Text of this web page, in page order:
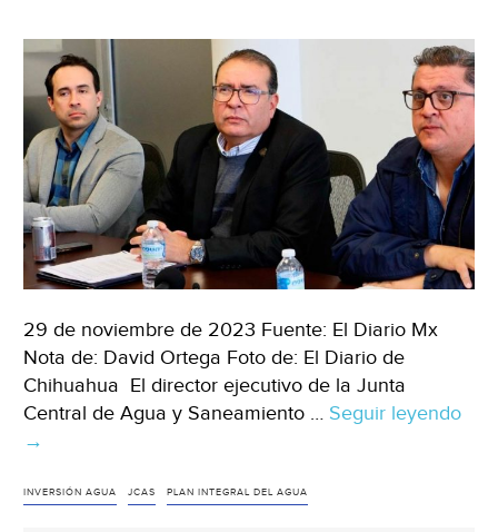
(Gobierno
de
Chihuahua)
29 de noviembre de 2023 Fuente: El Diario Mx
Nota de: David Ortega Foto de: El Diario de
Chihuahua El director ejecutivo de la Junta
Central de Agua y Saneamiento … Seguir leyendo
→
INVERSIÓN AGUA JCAS PLAN INTEGRAL DEL AGUA